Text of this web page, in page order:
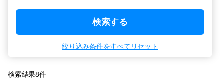
検索する
絞り込み条件をすべてリセット
検索結果8件